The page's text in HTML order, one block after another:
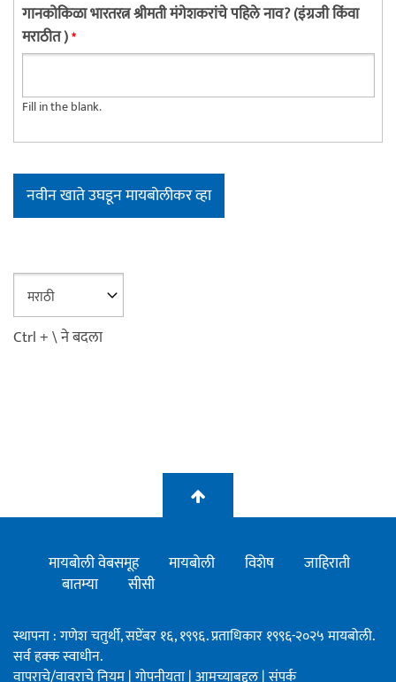
गानकोकिळा भारतरत्न श्रीमती मंगेशकरांचे पहिले नाव? (इंग्रजी किंवा
मराठीत )*
Fill in the blank.
Ctrl + \ ने बदला
मायबोली वेबसमूह मायबोली विशेष
जाहिराती
बातम्या
सीसी
स्थापना : गणेश चतुर्थी, सप्टेंबर १६, १९९६. प्रताधिकार १९९६-२०२५ मायबोली.
सर्व हक्क स्वाधीन.
वापराचे/वावराचे नियम|गोपनीयता|आमच्याबद्दल|संपर्क